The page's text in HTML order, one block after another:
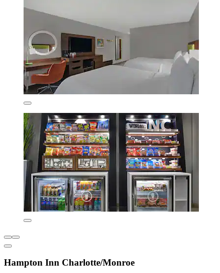
Hampton Inn Charlotte/Monroe